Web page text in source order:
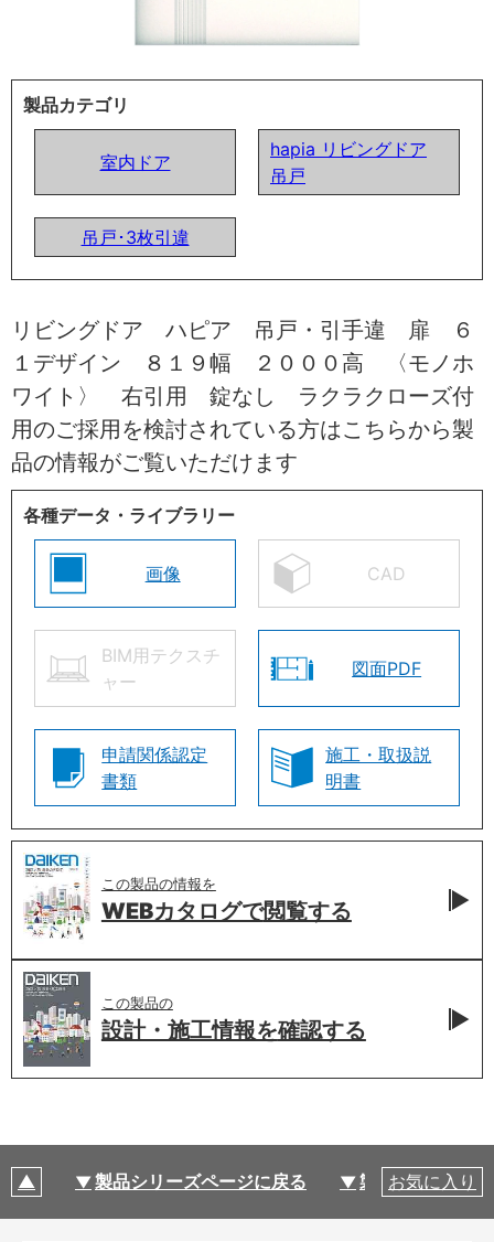
製品カテゴリ
室内ドア
hapia リビングドア
吊戸
吊戸･3枚引違
リビングドア ハピア 吊戸・引手違 扉 ６
１デザイン ８１９幅 ２０００高 〈モノホ
ワイト〉 右引用 錠なし ラクラクローズ付
用のご採用を検討されている方はこちらから製
品の情報がご覧いただけます
各種データ・ライブラリー
画像 CAD
BIM用テクスチ
ャー
図面PDF
申請関係認定
書類
施工・取扱説
明書
この製品の情報を
WEBカタログで閲覧する
この製品の
設計・施工情報を確認する
製品シリーズページに戻る 製品仕様
お気に入り